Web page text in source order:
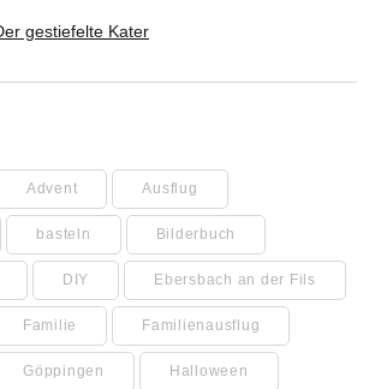
gestiefelte Kater
Advent Ausflug
basteln Bilderbuch
DIY Ebersbach an der Fils
Familie Familienausflug
Göppingen Halloween